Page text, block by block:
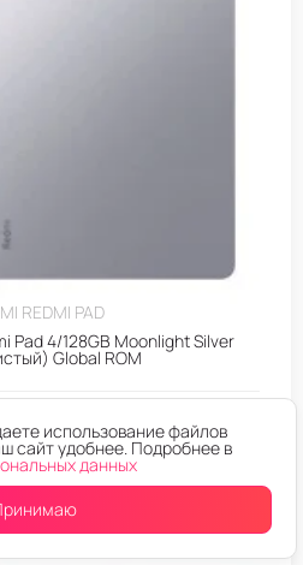
REDMI PAD
Pad 4/128GB Moonlight Silver
Global ROM
о поступлении
использование файлов
сайт удобнее. Подробнее в
данных